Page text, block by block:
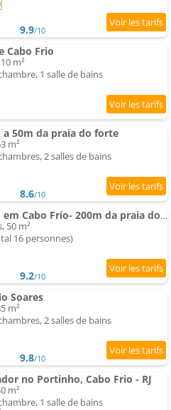
9.9/10
Cabo Frio
m²
1 salle de bains
50m da praia do forte
m²
2 salles de bains
8.6/10
Apartamento em Cabo Frio- 200m da praia do forte
50 m²
16 personnes)
9.2/10
Soares
m²
2 salles de bains
9.8/10
no Portinho, Cabo Frio - RJ
m²
1 salle de bains